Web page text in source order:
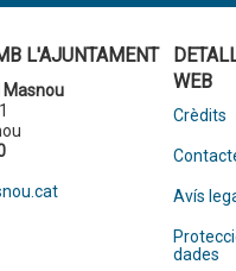
L'AJUNTAMENT
WEB
Crèdits
Avís
dades